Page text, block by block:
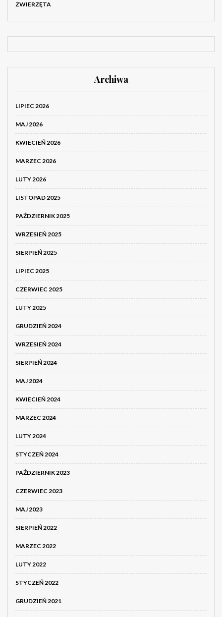
ZWIERZĘTA
Archiwa
LIPIEC 2026
MAJ 2026
KWIECIEŃ 2026
MARZEC 2026
LUTY 2026
LISTOPAD 2025
PAŹDZIERNIK 2025
WRZESIEŃ 2025
SIERPIEŃ 2025
LIPIEC 2025
CZERWIEC 2025
LUTY 2025
GRUDZIEŃ 2024
WRZESIEŃ 2024
SIERPIEŃ 2024
MAJ 2024
KWIECIEŃ 2024
MARZEC 2024
LUTY 2024
STYCZEŃ 2024
PAŹDZIERNIK 2023
CZERWIEC 2023
MAJ 2023
SIERPIEŃ 2022
MARZEC 2022
LUTY 2022
STYCZEŃ 2022
GRUDZIEŃ 2021